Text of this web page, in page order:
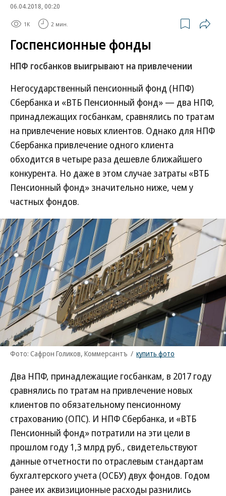
06.04.2018, 00:20
1K 2 мин.
Госпенсионные фонды
НПФ госбанков выигрывают на привлечении
Негосударственный пенсионный фонд (НПФ)
Сбербанка и «ВТБ Пенсионный фонд» — два НПФ,
принадлежащих госбанкам, сравнялись по тратам
на привлечение новых клиентов. Однако для НПФ
Сбербанка привлечение одного клиента
обходится в четыре раза дешевле ближайшего
конкурента. Но даже в этом случае затраты «ВТБ
Пенсионный фонд» значительно ниже, чем у
частных фондов.
Фото: Сафрон Голиков, Коммерсантъ / купить фото
Два НПФ, принадлежащие госбанкам, в 2017 году
сравнялись по тратам на привлечение новых
клиентов по обязательному пенсионному
страхованию (ОПС). И НПФ Сбербанка, и «ВТБ
Пенсионный фонд» потратили на эти цели в
прошлом году 1,3 млрд руб., свидетельствуют
данные отчетности по отраслевым стандартам
бухгалтерского учета (ОСБУ) двух фондов. Годом
ранее их аквизиционные расходы разнились